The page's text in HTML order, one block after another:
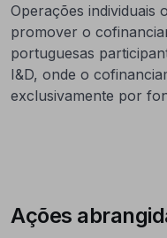
Operações individuais
promover o
portuguesas
I&D, onde o
exclusivamente por
Ações